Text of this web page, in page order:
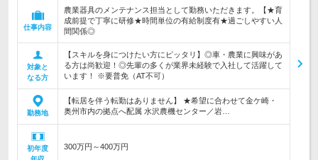
仕事内容
農業器具のメンテナンス担当として勤務いただきます。【★育
成前提で丁寧に研修★時間単位の有給制度有★過ごしやすい人
間関係◎
対象と
なる方
【スキルを身につけたい方にピッタリ】◎車・農業に興味があ
る方は尚歓迎！◎先輩の多くが業界未経験で入社して活躍して
います！ ※要普免（AT不可）
勤務地
【転居を伴う転勤はありません】 ★希望に合わせて金ケ崎・
奥州市内の拠点へ配属 水沢農機センター／岩…
初年度
300万円～400万円